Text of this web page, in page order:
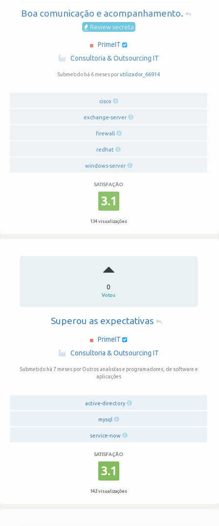
Boa comunicação e acompanhamento.
Review secreta
PrimeIT
·
Consultoria & Outsourcing IT
Submetido há 6 meses por utilizador_66914
cisco
exchange-server
firewall
redhat
windows-server
SATISFAÇÃO
3.1
134 visualizações
0
Votos
Superou as expectativas
PrimeIT
·
Consultoria & Outsourcing IT
Submetido há 7 meses por Outros analistas e programadores, de software e
aplicações
active-directory
mysql
service-now
SATISFAÇÃO
3.1
142 visualizações